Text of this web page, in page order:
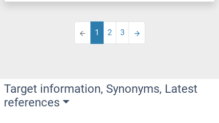
1 2 3
Target information, Synonyms, Latest
references